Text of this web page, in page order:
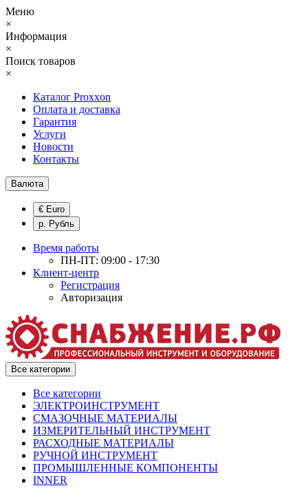
Меню
×
Информация
×
Поиск товаров
×
Каталог Proxxon
Оплата и доставка
Гарантия
Услуги
Новости
Контакты
Валюта
€ Euro
р. Рубль
Время работы
ПН-ПТ: 09:00 - 17:30
Клиент-центр
Регистрация
Авторизация
Все категории
Все категории
ЭЛЕКТРОИНСТРУМЕНТ
СМАЗОЧНЫЕ МАТЕРИАЛЫ
ИЗМЕРИТЕЛЬНЫЙ ИНСТРУМЕНТ
РАСХОДНЫЕ МАТЕРИАЛЫ
РУЧНОЙ ИНСТРУМЕНТ
ПРОМЫШЛЕННЫЕ КОМПОНЕНТЫ
INNER